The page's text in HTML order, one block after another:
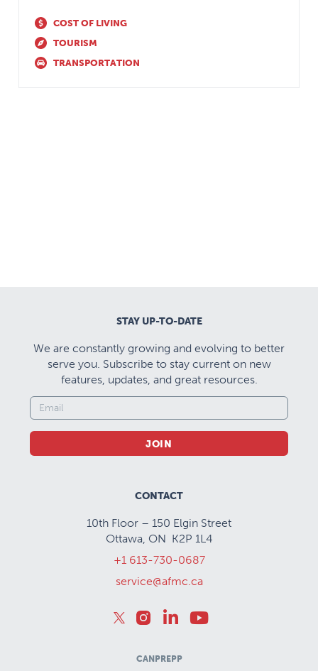
COST OF LIVING
TOURISM
TRANSPORTATION
STAY UP-TO-DATE
We are constantly growing and evolving to better
serve you. Subscribe to stay current on new
features, updates, and great resources.
JOIN
CONTACT
10th Floor – 150 Elgin Street
Ottawa, ON K2P 1L4
+1 613-730-0687
service@afmc.ca
CANPREPP